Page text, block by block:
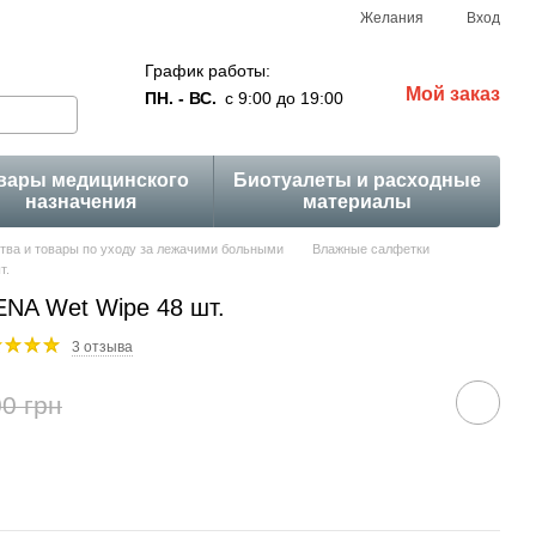
Желания Вход
График работы:
ПН. - ВС. с 9:00 до 19:00 Мой заказ
медицинского
назначения
Биотуалеты и расходные
материалы
и товары по уходу за лежачими больными
Влажные салфетки
Wet Wipe 48 шт.
3 отзыва
грн